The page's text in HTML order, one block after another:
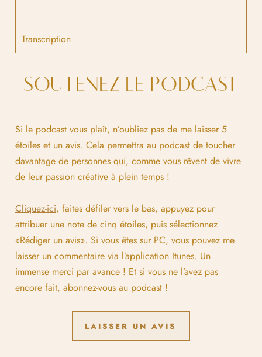
Transcription
SOUTENEZ LE PODCAST
Si le podcast vous plaît, n’oubliez pas de me laisser 5
étoiles et un avis. Cela permettra au podcast de toucher
davantage de personnes qui, comme vous rêvent de vivre
de leur passion créative à plein temps !
Cliquez-ici, faites défiler vers le bas, appuyez pour
attribuer une note de cinq étoiles, puis sélectionnez
«Rédiger un avis». Si vous êtes sur PC, vous pouvez me
laisser un commentaire via l’application Itunes. Un
immense merci par avance ! Et si vous ne l’avez pas
encore fait, abonnez-vous au podcast !
LAISSER UN AVIS